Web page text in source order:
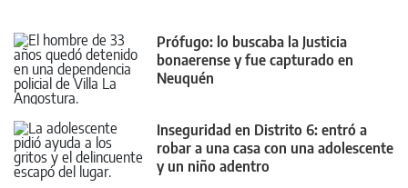
Prófugo: lo buscaba la Justicia
bonaerense y fue capturado en
Neuquén
Inseguridad en Distrito 6: entró a
robar a una casa con una adolescente
y un niño adentro